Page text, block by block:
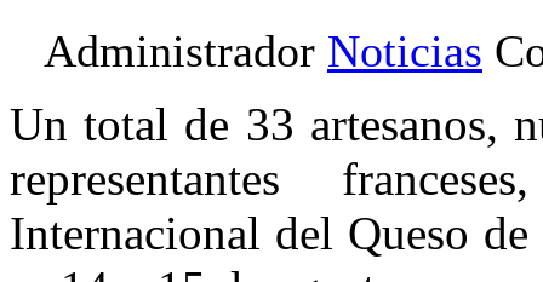
Administrador Noticias
Un total de 33 artesanos,
representantes
Internacional del Queso de